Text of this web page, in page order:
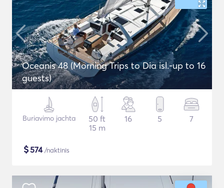
Oceanis 48 (Morning Trips to Dia isl.-up to 16
guests)
Buriavimo jachta
50 ft
15 m
16 5 7
$574/naktinis